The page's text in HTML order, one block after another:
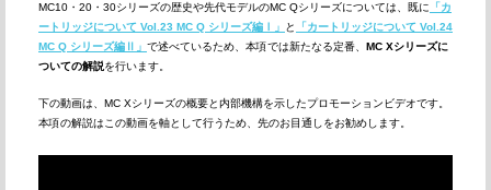
MC10・20・30シリーズの歴史や先代モデルのMC Qシリーズについては、既に 「カ
ートリッジについて Vol.23 MC Q シリーズ編Ⅰ」 と
「カートリッジについて Vol.24
MC Q シリーズ編Ⅱ」 で述べているため、本項では新たなる定番、 MC Xシリーズに
ついての解説を行います。
下の動画は、MC Xシリーズの概要と内部機構を示したプロモーションビデオです。
本項の解説はこの動画を軸として行うため、先のお目通しをお勧めします。